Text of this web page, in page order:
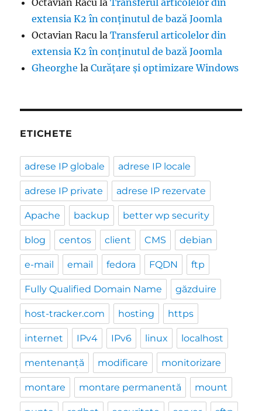
Octavian Racu laTransferul articolelor din
extensia K2 în conținutul de bază Joomla
Octavian Racu laTransferul articolelor din
extensia K2 în conținutul de bază Joomla
Gheorghe laCurățare și optimizare Windows
ETICHETE
adrese IP globale adrese IP locale
adrese IP private adrese IP rezervate
Apache backup better wp security
blog centos client CMS debian
e-mail email fedora FQDN ftp
Fully Qualified Domain Name găzduire
host-tracker.com hosting https
internet IPv4 IPv6 linux localhost
mentenanță modificare monitorizare
montare montare permanentă mount